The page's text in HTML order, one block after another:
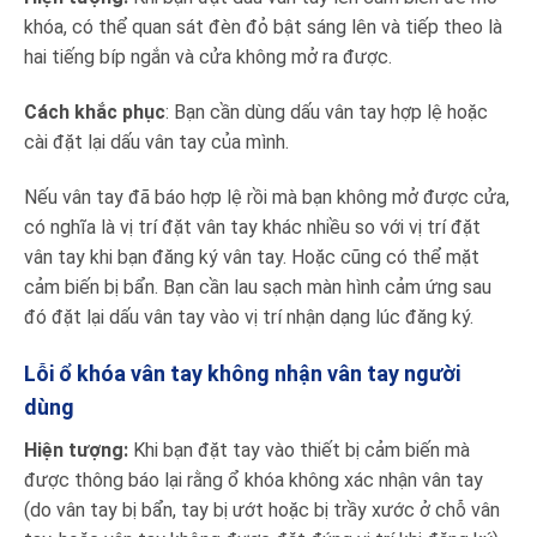
khóa, có thể quan sát đèn đỏ bật sáng lên và tiếp theo là
hai tiếng bíp ngắn và cửa không mở ra được.
Cách khắc phục: Bạn cần dùng dấu vân tay hợp lệ hoặc
cài đặt lại dấu vân tay của mình.
Nếu vân tay đã báo hợp lệ rồi mà bạn không mở được cửa,
có nghĩa là vị trí đặt vân tay khác nhiều so với vị trí đặt
vân tay khi bạn đăng ký vân tay. Hoặc cũng có thể mặt
cảm biến bị bẩn. Bạn cần lau sạch màn hình cảm ứng sau
đó đặt lại dấu vân tay vào vị trí nhận dạng lúc đăng ký.
Lỗi ổ khóa vân tay không nhận vân tay người
dùng
Hiện tượng: Khi bạn đặt tay vào thiết bị cảm biến mà
được thông báo lại rằng ổ khóa không xác nhận vân tay
(do vân tay bị bẩn, tay bị ướt hoặc bị trầy xước ở chỗ vân